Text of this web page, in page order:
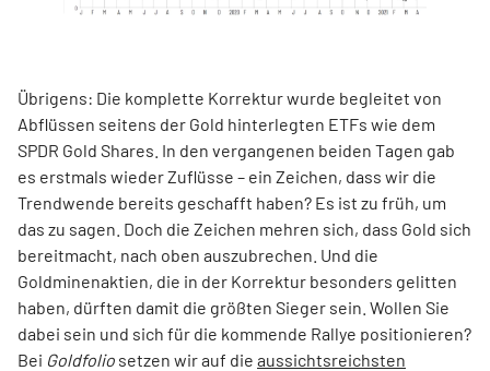
Übrigens: Die komplette Korrektur wurde begleitet von
Abflüssen seitens der Gold hinterlegten ETFs wie dem
SPDR Gold Shares. In den vergangenen beiden Tagen gab
es erstmals wieder Zuflüsse – ein Zeichen, dass wir die
Trendwende bereits geschafft haben? Es ist zu früh, um
das zu sagen. Doch die Zeichen mehren sich, dass Gold sich
bereitmacht, nach oben auszubrechen. Und die
Goldminenaktien, die in der Korrektur besonders gelitten
haben, dürften damit die größten Sieger sein. Wollen Sie
dabei sein und sich für die kommende Rallye positionieren?
Bei Goldfolio setzen wir auf die aussichtsreichsten